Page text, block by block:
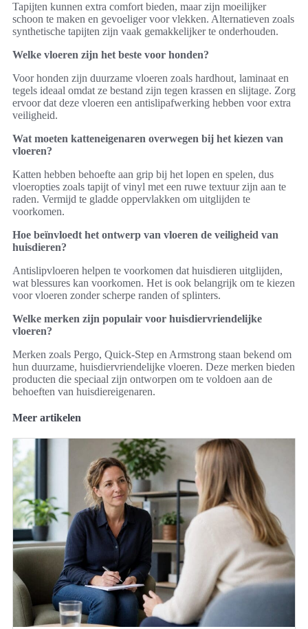
Tapijten kunnen extra comfort bieden, maar zijn moeilijker
schoon te maken en gevoeliger voor vlekken. Alternatieven zoals
synthetische tapijten zijn vaak gemakkelijker te onderhouden.
Welke vloeren zijn het beste voor honden?
Voor honden zijn duurzame vloeren zoals hardhout, laminaat en
tegels ideaal omdat ze bestand zijn tegen krassen en slijtage. Zorg
ervoor dat deze vloeren een antislipafwerking hebben voor extra
veiligheid.
Wat moeten katteneigenaren overwegen bij het kiezen van
vloeren?
Katten hebben behoefte aan grip bij het lopen en spelen, dus
vloeropties zoals tapijt of vinyl met een ruwe textuur zijn aan te
raden. Vermijd te gladde oppervlakken om uitglijden te
voorkomen.
Hoe beïnvloedt het ontwerp van vloeren de veiligheid van
huisdieren?
Antislipvloeren helpen te voorkomen dat huisdieren uitglijden,
wat blessures kan voorkomen. Het is ook belangrijk om te kiezen
voor vloeren zonder scherpe randen of splinters.
Welke merken zijn populair voor huisdiervriendelijke
vloeren?
Merken zoals Pergo, Quick-Step en Armstrong staan bekend om
hun duurzame, huisdiervriendelijke vloeren. Deze merken bieden
producten die speciaal zijn ontworpen om te voldoen aan de
behoeften van huisdiereigenaren.
Meer artikelen